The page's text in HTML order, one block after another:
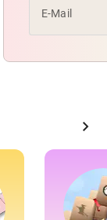
E-Mail
chevron_right